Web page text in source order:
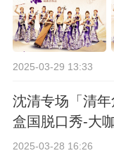
2025-03-29 13:33
沈清专场「清
盒国脱口秀-大
州站
2025-03-28 16:26